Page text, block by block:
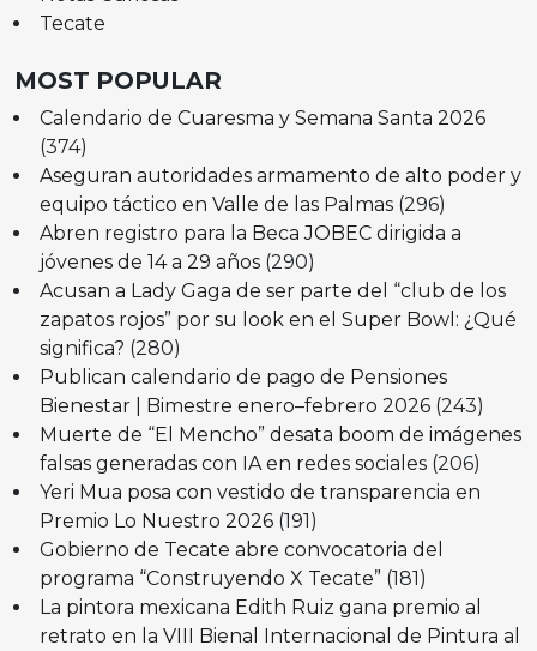
Tecate
MOST POPULAR
Calendario de Cuaresma y Semana Santa 2026
(374)
Aseguran autoridades armamento de alto poder y
equipo táctico en Valle de las Palmas (296)
Abren registro para la Beca JOBEC dirigida a
jóvenes de 14 a 29 años (290)
Acusan a Lady Gaga de ser parte del “club de los
zapatos rojos” por su look en el Super Bowl: ¿Qué
significa? (280)
Publican calendario de pago de Pensiones
Bienestar | Bimestre enero–febrero 2026 (243)
Muerte de “El Mencho” desata boom de imágenes
falsas generadas con IA en redes sociales (206)
Yeri Mua posa con vestido de transparencia en
Premio Lo Nuestro 2026 (191)
Gobierno de Tecate abre convocatoria del
programa “Construyendo X Tecate” (181)
La pintora mexicana Edith Ruiz gana premio al
retrato en la VIII Bienal Internacional de Pintura al